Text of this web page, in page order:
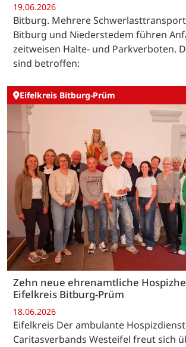
19.06.2026
Bitburg. Mehrere
Bitburg und Niederstedem führen
zeitweisen Halte- und Parkverboten.
sind betroffen:
Eifelkreis Bitburg-Prüm
Zehn neue ehrenamtliche
Eifelkreis Bitburg-Prüm
18.06.2026
Eifelkreis Der ambulante
Caritasverbands Westeifel freut sich